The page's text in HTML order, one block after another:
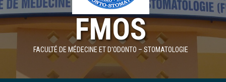
FMOS
FACULTÉ DE MÉDECINE ET D'ODONTO – STOMATOLOGIE